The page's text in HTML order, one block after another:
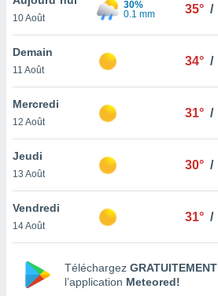
et
»,
au
vous
qu'ils
ou
le
ainsi
un
10 Août
30%
0.1 mm
35° /
Demain
11 Août
34° /
Mercredi
12 Août
31° /
Jeudi
13 Août
30° /
Vendredi
14 Août
31° /
Téléchargez GRATUITEMENT
l’application Meteored!